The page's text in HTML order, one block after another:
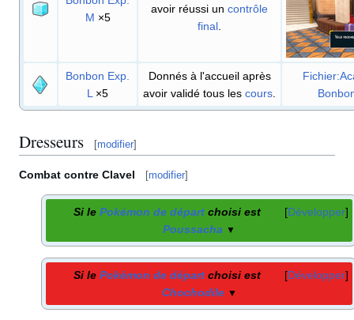
M ×5
avoir réussi un contrôle
final.
Bonbon Exp.
L×5
Donnés à l'accueil après
avoir validé tous les cours.
Dresseurs [modifier]
Combat contre Clavel [modifier]
Développer
Si le Pokémon de départ choisi est
Poussacha ▼
Développer
Si le Pokémon de départ choisi est
Chochodile ▼